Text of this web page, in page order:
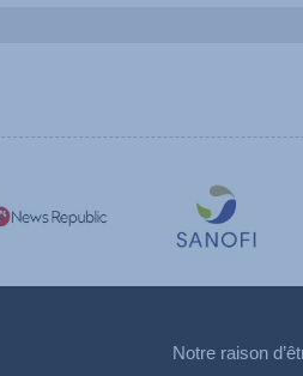
Notre raison